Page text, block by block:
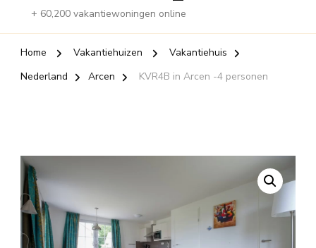
+ 60,200 vakantiewoningen online
Home Vakantiehuizen
Vakantiehuis
Nederland
Arcen KVR4B in Arcen -4 personen